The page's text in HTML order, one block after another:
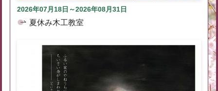
2026年07月18日～2026年08月31日
夏休み木工教室